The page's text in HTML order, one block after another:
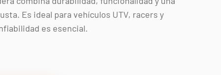
Es ideal para vehículos UTV, racers y
es esencial.